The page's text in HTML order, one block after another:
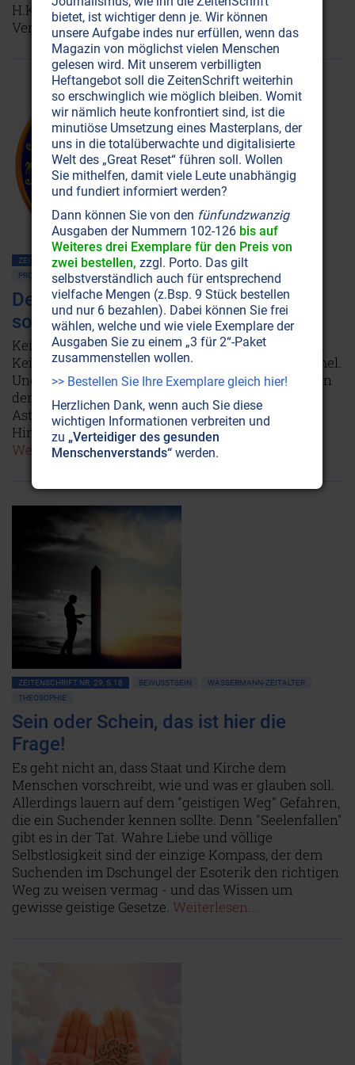
H.K. Iranschähr sie hatte – mit der Lizenz zur
Verwirklichung.Weiterlesen...
ZEITENSCHRIFT NR. 34, S.15 BEWUSSTSEIN
LEBENSHILFE
PROPHEZEIUNGEN
Der Fehler liegt nicht in den Sternen,
sondern in uns selbst
Keine Stunde hat dieselbe Farbe, denselben Klang.
Keine Stunde stehen die Gestirne gleich am Himmel.
Und dennoch liegt das Unheil öfters in den Deutern
denn in den Sternen selbst. Weshalb heutige
Astrologie auf dem Holzweg ist – und wie der
Himmel durch ein Meister-Auge aussieht.
Weiterlesen...
ZEITENSCHRIFT NR. 29, S.18 BEWUSSTSEIN
WASSERMANN-ZEITALTER
THEOSOPHIE
Sein oder Schein, das ist hier die
Frage!
Es geht nicht an, dass Staat und Kirche dem
Menschen vorschreibt, wie und was er glauben soll.
Allerdings lauern auf dem "geistigen Weg" Gefahren,
die ein Suchender kennen sollte. Denn "Seelenfallen"
gibt es in der Tat. Wahre Liebe und völlige
Selbstlosigkeit sind der einzige Kompass, der dem
Suchenden im Dschungel der Esoterik den richtigen
Weg zu weisen vermag - und das Wissen um
gewisse geistige Gesetze. Weiterlesen...
bietet, ist wichtiger denn je. Wir können
unsere Aufgabe indes nur erfüllen, wenn das
Magazin von möglichst vielen Menschen
gelesen wird. Mit unserem verbilligten
Heftangebot soll die ZeitenSchrift weiterhin
so erschwinglich wie möglich bleiben. Womit
wir nämlich heute konfrontiert sind, ist die
minutiöse Umsetzung eines Masterplans, der
uns in die totalüberwachte und digitalisierte
Welt des „Great Reset“ führen soll. Wollen
Sie mithelfen, damit viele Leute unabhängig
und fundiert informiert werden?
Dann können Sie von den fünfundzwanzig
Ausgaben der Nummern 102-126 bis auf
Weiteres drei Exemplare für den Preis von
zwei bestellen, zzgl. Porto. Das gilt
selbstverständlich auch für entsprechend
vielfache Mengen (z.Bsp. 9 Stück bestellen
und nur 6 bezahlen). Dabei können Sie frei
wählen, welche und wie viele Exemplare der
Ausgaben Sie zu einem „3 für 2“-Paket
zusammenstellen wollen.
>> Bestellen Sie Ihre Exemplare gleich hier!
Herzlichen Dank, wenn auch Sie diese
wichtigen Informationen verbreiten und
zu „Verteidiger des gesunden
Menschenverstands“ werden.